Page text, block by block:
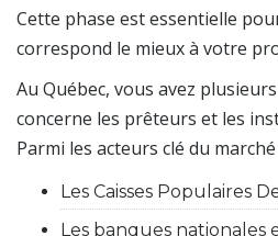
Cette phase est essentielle
correspond le mieux à votre
Au Québec, vous avez
concerne les prêteurs et les
Parmi les acteurs clé du
Les Caisses Populaires
Les banques nationales